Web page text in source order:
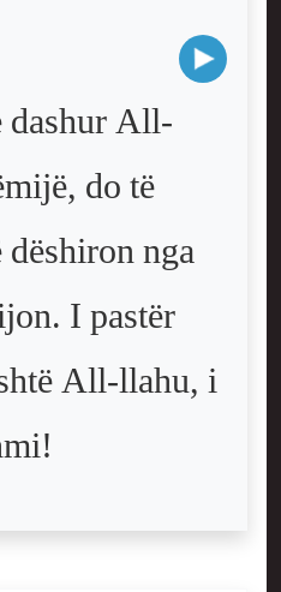
All-
do të
nga
I pastër
All-llahu, i